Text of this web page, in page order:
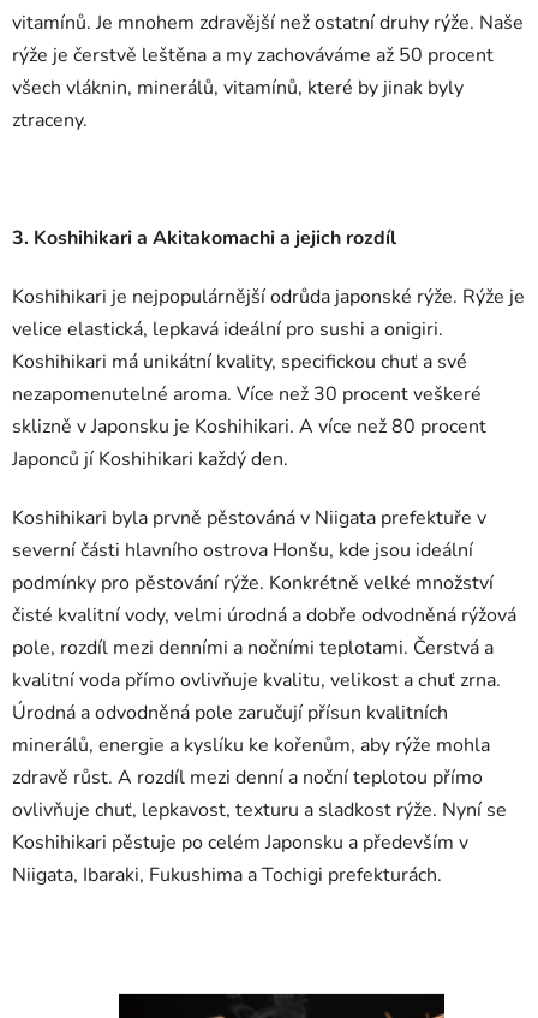
vitamínů. Je mnohem zdravější než ostatní druhy rýže. Naše
rýže je čerstvě leštěna a my zachováváme až 50 procent
všech vláknin, minerálů, vitamínů, které by jinak byly
ztraceny.
3. Koshihikari a Akitakomachi a jejich rozdíl
Koshihikari je nejpopulárnější odrůda japonské rýže. Rýže je
velice elastická, lepkavá ideální pro sushi a onigiri.
Koshihikari má unikátní kvality, specifickou chuť a své
nezapomenutelné aroma. Více než 30 procent veškeré
sklizně v Japonsku je Koshihikari. A více než 80 procent
Japonců jí Koshihikari každý den.
Koshihikari byla prvně pěstováná v Niigata prefektuře v
severní části hlavního ostrova Honšu, kde jsou ideální
podmínky pro pěstování rýže. Konkrétně velké množství
čisté kvalitní vody, velmi úrodná a dobře odvodněná rýžová
pole, rozdíl mezi denními a nočními teplotami. Čerstvá a
kvalitní voda přímo ovlivňuje kvalitu, velikost a chuť zrna.
Úrodná a odvodněná pole zaručují přísun kvalitních
minerálů, energie a kyslíku ke kořenům, aby rýže mohla
zdravě růst. A rozdíl mezi denní a noční teplotou přímo
ovlivňuje chuť, lepkavost, texturu a sladkost rýže. Nyní se
Koshihikari pěstuje po celém Japonsku a především v
Niigata, Ibaraki, Fukushima a Tochigi prefekturách.